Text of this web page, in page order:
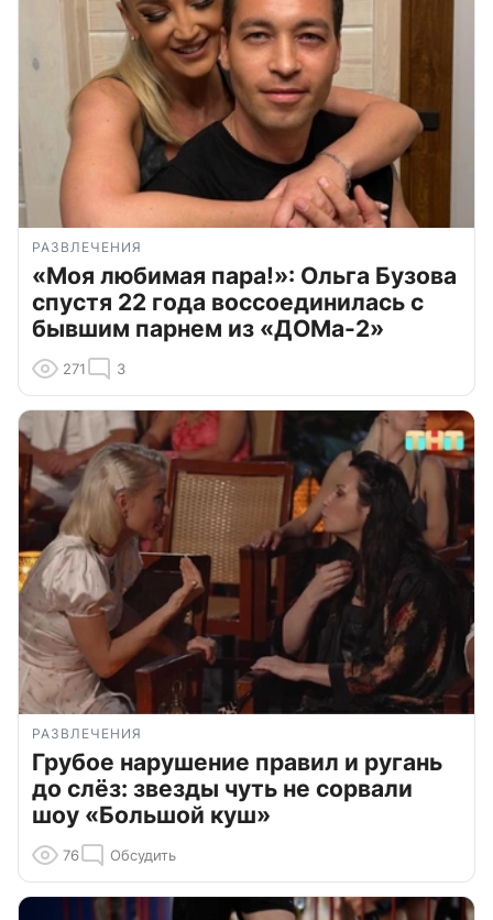
РАЗВЛЕЧЕНИЯ
«Моя любимая пара!»: Ольга Бузова
спустя 22 года воссоединилась с
бывшим парнем из «ДОМа-2»
271 3
РАЗВЛЕЧЕНИЯ
Грубое нарушение правил и ругань
до слёз: звезды чуть не сорвали
шоу «Большой куш»
76 Обсудить